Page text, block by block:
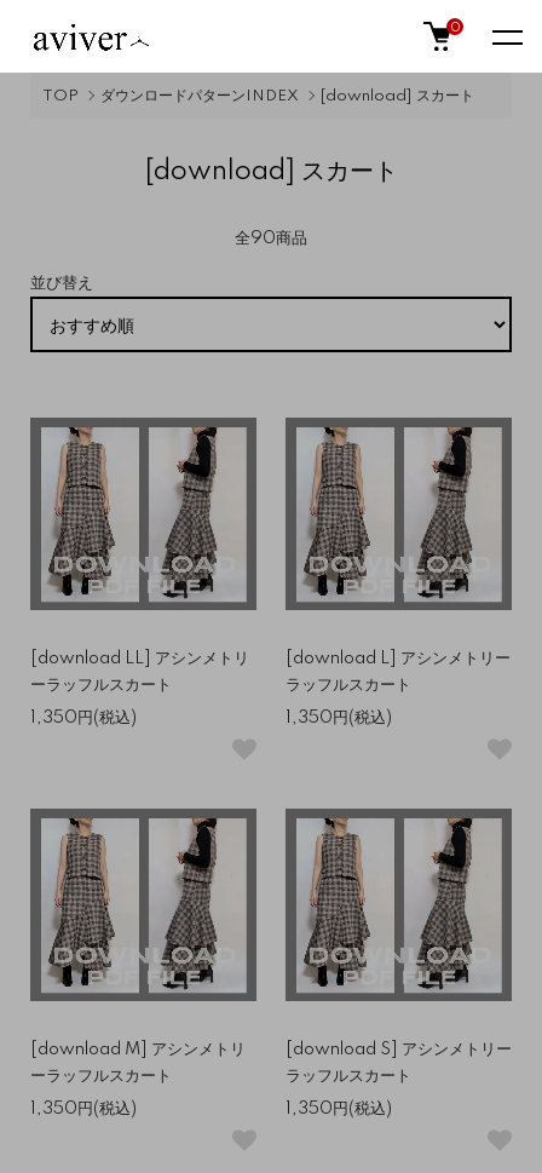
0
TOP ダウンロードパターンINDEX [download] スカート
[download] スカート
全90商品
並び替え
[download LL] アシンメトリ
ーラッフルスカート
1,350円(税込)
[download L] アシンメトリー
ラッフルスカート
1,350円(税込)
[download M] アシンメトリ
ーラッフルスカート
1,350円(税込)
[download S] アシンメトリー
ラッフルスカート
1,350円(税込)